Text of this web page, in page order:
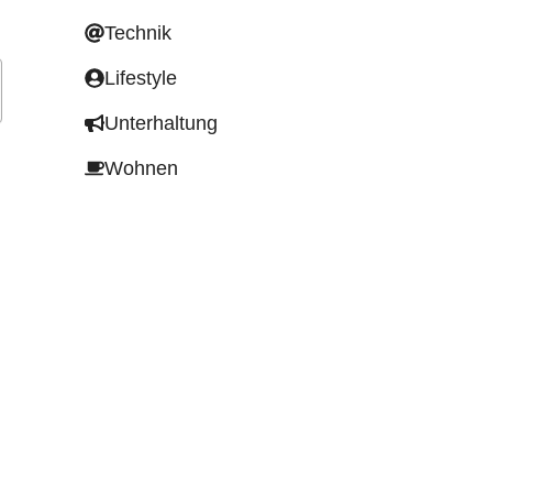
Technik
Lifestyle
Unterhaltung
Wohnen